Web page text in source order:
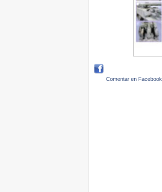
Comentar en Facebook